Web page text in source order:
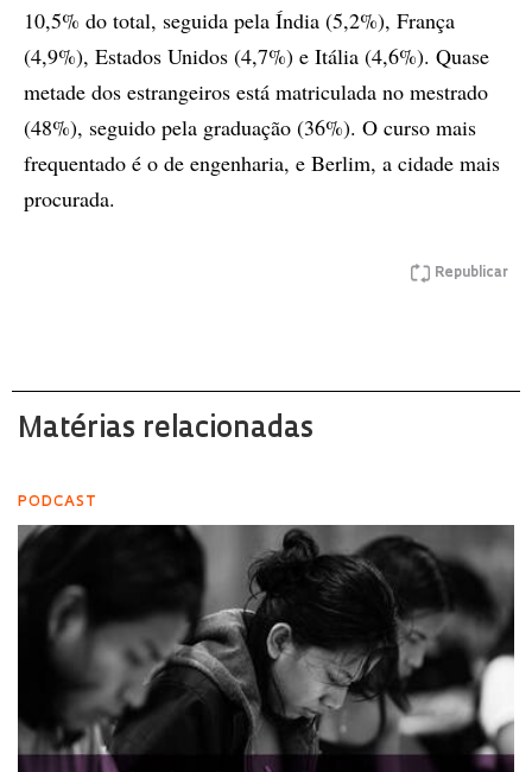
10,5% do total, seguida pela Índia (5,2%), França
(4,9%), Estados Unidos (4,7%) e Itália (4,6%). Quase
metade dos estrangeiros está matriculada no mestrado
(48%), seguido pela graduação (36%). O curso mais
frequentado é o de engenharia, e Berlim, a cidade mais
procurada.
Republicar